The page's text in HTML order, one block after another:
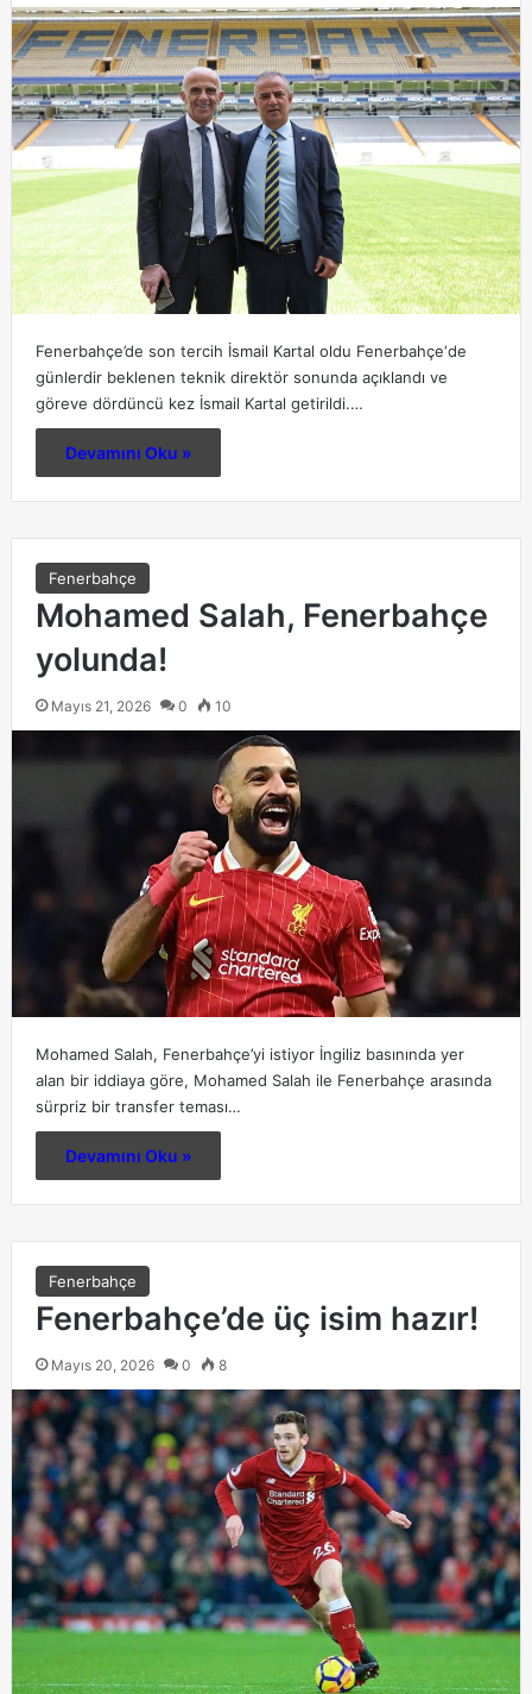
Fenerbahçe’de son tercih İsmail Kartal oldu Fenerbahçe‘de
günlerdir beklenen teknik direktör sonunda açıklandı ve
göreve dördüncü kez İsmail Kartal getirildi.…
Devamını Oku »
Fenerbahçe
Mohamed Salah, Fenerbahçe
yolunda!
Mayıs 21, 2026 0 10
Mohamed Salah, Fenerbahçe’yi istiyor İngiliz basınında yer
alan bir iddiaya göre, Mohamed Salah ile Fenerbahçe arasında
sürpriz bir transfer teması…
Devamını Oku »
Fenerbahçe
Fenerbahçe’de üç isim hazır!
Mayıs 20, 2026 0 8